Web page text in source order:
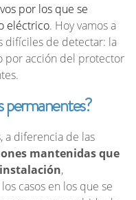
por los que se
eléctrico. Hoy vamos a
difíciles de detectar: la
por acción del protector
permanentes?
a diferencia de las
mantenidas que
,
casos en los que se